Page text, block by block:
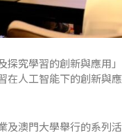
究學習的創新與應用
在人工智能下的創新與
澳門大學舉行的系列